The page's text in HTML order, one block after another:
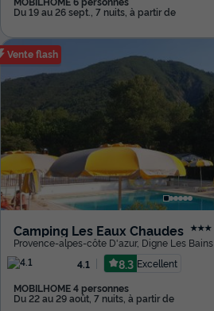
Du 19 au 26 sept., 7 nuits, à partir de
Vente flash
Camping Les Eaux Chaudes ★★★
Provence-alpes-côte D'azur, Digne Les Bains
4.1
8.3 Excellent
MOBILHOME 4 personnes
Du 22 au 29 août, 7 nuits, à partir de